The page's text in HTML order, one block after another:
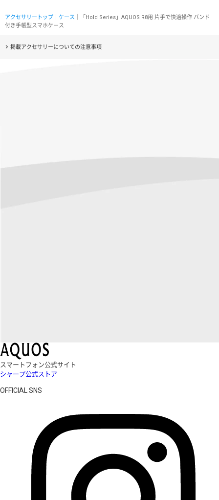
アクセサリートップ ケース ｜「Hold Series」AQUOS R8用 片手で快適操作 バンド
付き手帳型スマホケース
掲載アクセサリーについての注意事項
スマートフォン公式サイト
シャープ公式ストア
OFFICIAL SNS